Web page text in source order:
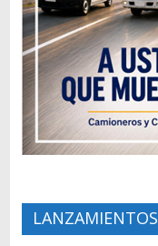
LANZAMIENTOS